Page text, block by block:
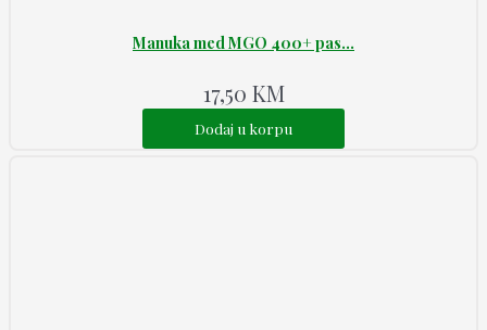
Manuka med MGO 400+ pas...
17,50 KM
Dodaj u korpu